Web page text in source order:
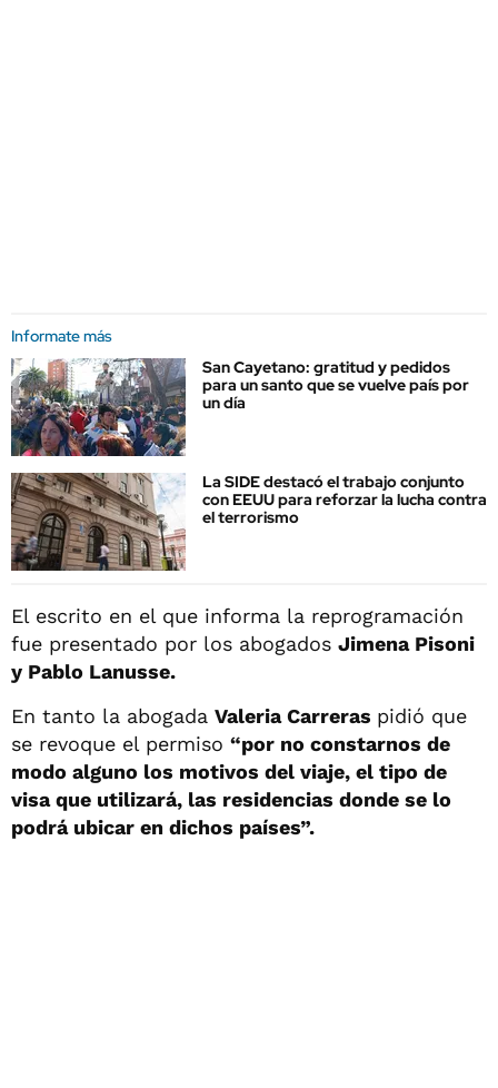
Informate más
San Cayetano: gratitud y pedidos
para un santo que se vuelve país por
un día
La SIDE destacó el trabajo conjunto
con EEUU para reforzar la lucha contra
el terrorismo
El escrito en el que informa la reprogramación
fue presentado por los abogados Jimena Pisoni
y Pablo Lanusse.
En tanto la abogada Valeria Carreras pidió que
se revoque el permiso “por no constarnos de
modo alguno los motivos del viaje, el tipo de
visa que utilizará, las residencias donde se lo
podrá ubicar en dichos países”.